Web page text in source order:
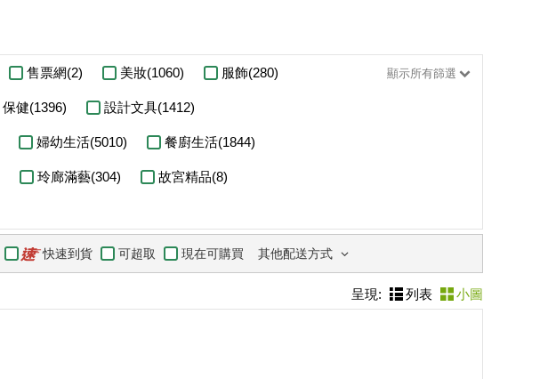
售票網(2) 美妝(1060) 服飾(280)
保健(1396) 設計文具(1412)
婦幼生活(5010) 餐廚生活(1844)
玲廊滿藝(304) 故宮精品(8)
顯示所有篩選
快速到貨 可超取 現在可購買 其他配送方式
呈現: 列表 小圖